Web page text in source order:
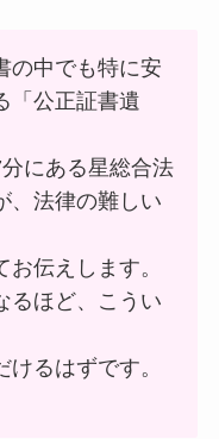
の中でも特に安
「公正証書遺
にある星総合法
、法律の難しい
伝えします。
るほど、こうい
るはずです。